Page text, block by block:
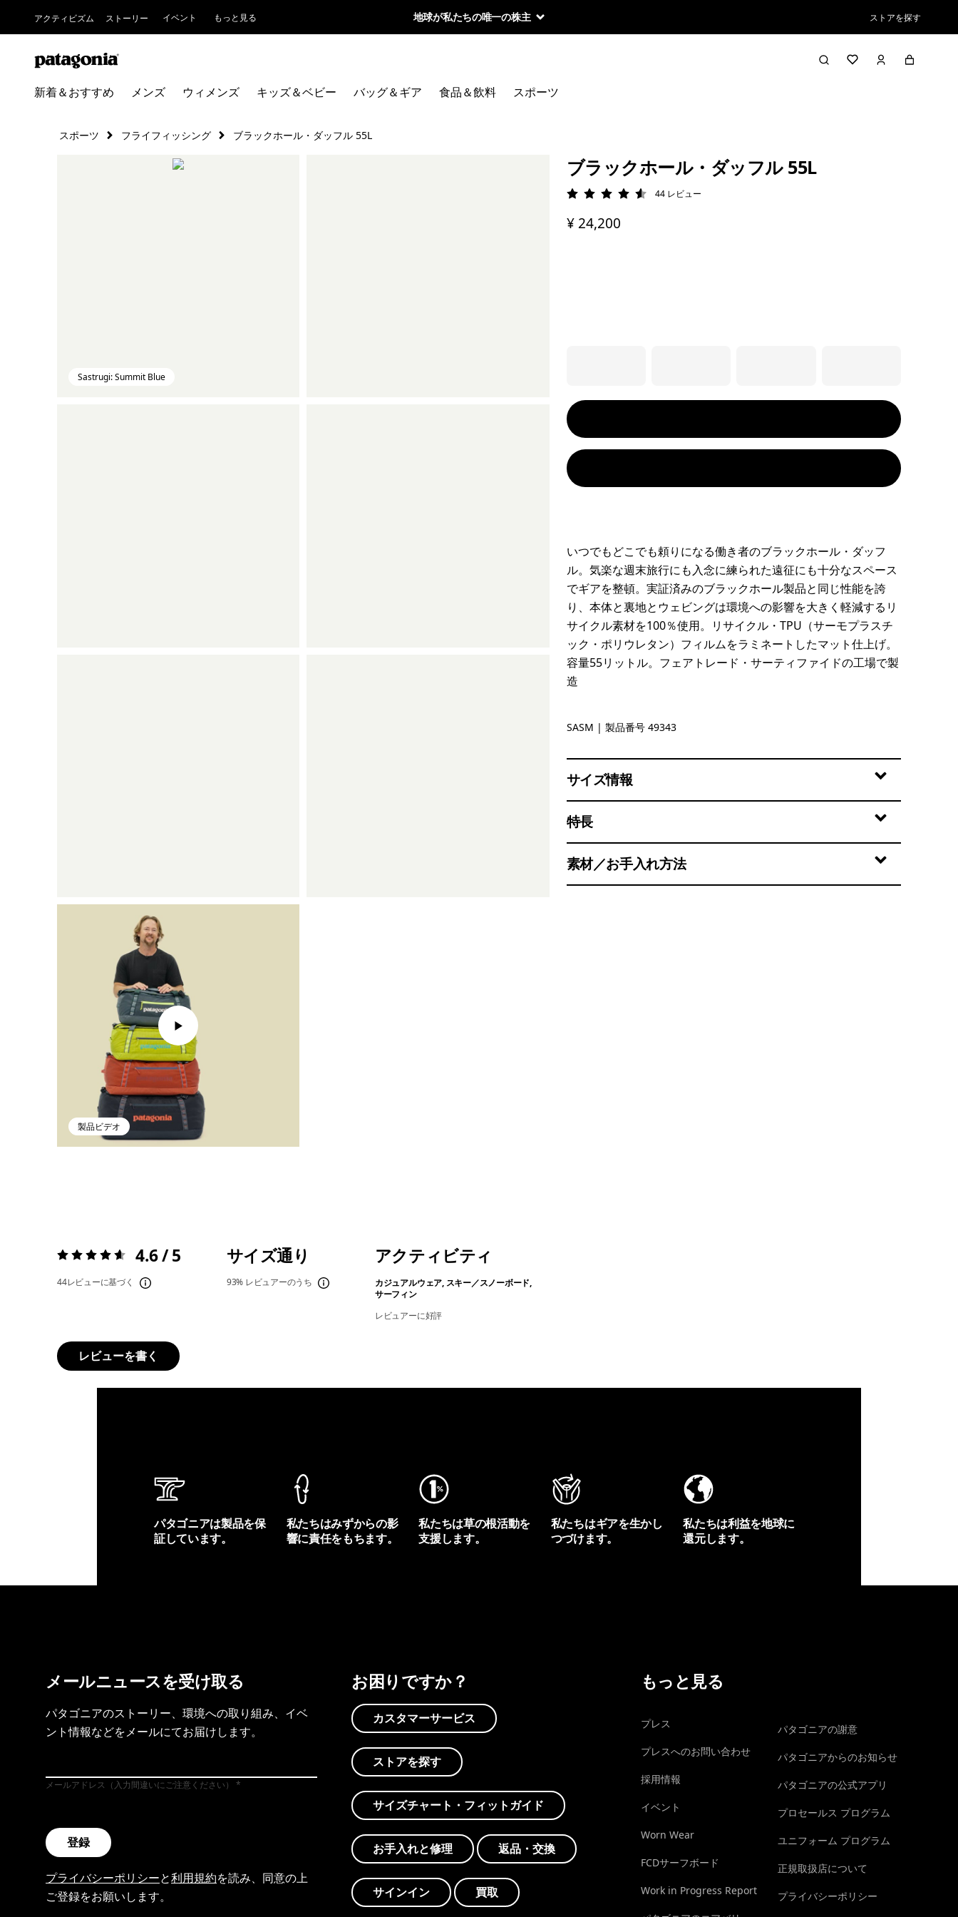
アクティビズム ストーリー イベント もっと見る 地球が私たちの唯一の株主 ストアを探す
新着＆おすすめ メンズ ウィメンズ キッズ＆ベビー バッグ＆ギア 食品＆飲料 スポーツ
スポーツ フライフィッシング ブラックホール・ダッフル 55L
Sastrugi: Summit Blue
製品ビデオ
ブラックホール・ダッフル 55L
評価: 4.6 / 5
44 レビュー
¥ 24,200
いつでもどこでも頼りになる働き者のブラックホール・ダッフ
ル。気楽な週末旅行にも入念に練られた遠征にも十分なスペース
でギアを整頓。実証済みのブラックホール製品と同じ性能を誇
り、本体と裏地とウェビングは環境への影響を大きく軽減するリ
サイクル素材を100％使用。リサイクル・TPU（サーモプラスチ
ック・ポリウレタン）フィルムをラミネートしたマット仕上げ。
容量55リットル。フェアトレード・サーティファイドの工場で製
造
Sastrugi: Summit Blue
SASM | 製品番号 49343
サイズ情報
特長
素材／お手入れ方法
評価:4.6 / 5 4.6 / 5
44レビューに基づく
サイズ通り
93% レビュアーのうち
アクティビティ
カジュアルウェア, スキー／スノーボード,
サーフィン
レビュアーに好評
レビューを書く
パタゴニアは製品を保
証しています。
私たちはみずからの影
響に責任をもちます。
私たちは草の根活動を
支援します。
私たちはギアを生かし
つづけます。
私たちは利益を地球に
還元します。
メールニュースを受け取る
パタゴニアのストーリー、環境への取り組み、イベ
ント情報などをメールにてお届けします。
メールアドレス（入力間違いにご注意ください）
登録
プライバシーポリシーと利用規約を読み、同意の上
ご登録をお願いします。
お困りですか？
カスタマーサービス
ストアを探す
サイズチャート・フィットガイド
お手入れと修理 返品・交換
サインイン 買取
もっと見る
プレス
プレスへのお問い合わせ
採用情報
イベント
Worn Wear
FCDサーフボード
Work in Progress Report
パタゴニアの謝意
パタゴニアからのお知らせ
パタゴニアの公式アプリ
プロセールス プログラム
ユニフォーム プログラム
正規取扱店について
プライバシーポリシー